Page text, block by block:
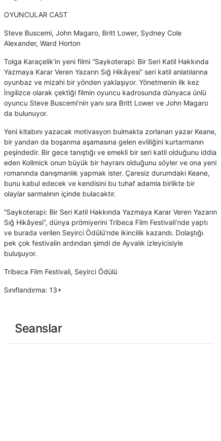
OYUNCULAR CAST
Steve Buscemi, John Magaro, Britt Lower, Sydney Cole
Alexander, Ward Horton
Tolga Karaçelik’in yeni filmi “Saykoterapi: Bir Seri Katil Hakkında
Yazmaya Karar Veren Yazarın Sığ Hikâyesi” seri katil anlatılarına
oyunbaz ve mizahi bir yönden yaklaşıyor. Yönetmenin ilk kez
İngilizce olarak çektiği filmin oyuncu kadrosunda dünyaca ünlü
oyuncu Steve Buscemi'nin yanı sıra Britt Lower ve John Magaro
da bulunuyor.
Yeni kitabını yazacak motivasyon bulmakta zorlanan yazar Keane,
bir yandan da boşanma aşamasına gelen evliliğini kurtarmanın
peşindedir. Bir gece tanıştığı ve emekli bir seri katil olduğunu iddia
eden Kollmick onun büyük bir hayranı olduğunu söyler ve ona yeni
romanında danışmanlık yapmak ister. Çaresiz durumdaki Keane,
bunu kabul edecek ve kendisini bu tuhaf adamla birlikte bir
olaylar sarmalının içinde bulacaktır.
“Saykoterapi: Bir Seri Katil Hakkında Yazmaya Karar Veren Yazarın
Sığ Hikâyesi”, dünya prömiyerini Tribeca Film Festivali’nde yaptı
ve burada verilen Seyirci Ödülü’nde ikincilik kazandı. Dolaştığı
pek çok festivalin ardından şimdi de Ayvalık izleyicisiyle
buluşuyor.
Tribeca Film Festivali, Seyirci Ödülü
Sınıflandırma: 13+
Seanslar